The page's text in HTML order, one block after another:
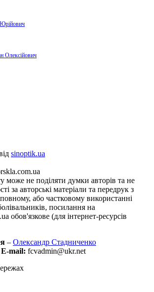
sinoptik.ua
може не поділяти думки авторів та не
за авторські матеріали та передрук з
або частковому використанні
посилання на
обов'язкове (для інтернет-ресурсів
– Олександр Стадниченко
E-mail: fcvadmin@ukr.net